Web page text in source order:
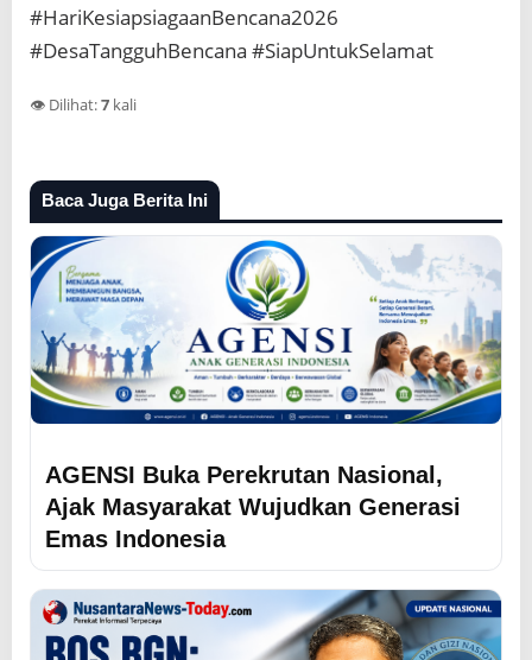
#HariKesiapsiagaanBencana2026
#DesaTangguhBencana #SiapUntukSelamat
👁️ Dilihat:7 kali
Baca Juga Berita Ini
AGENSI Buka Perekrutan Nasional,
Ajak Masyarakat Wujudkan Generasi
Emas Indonesia